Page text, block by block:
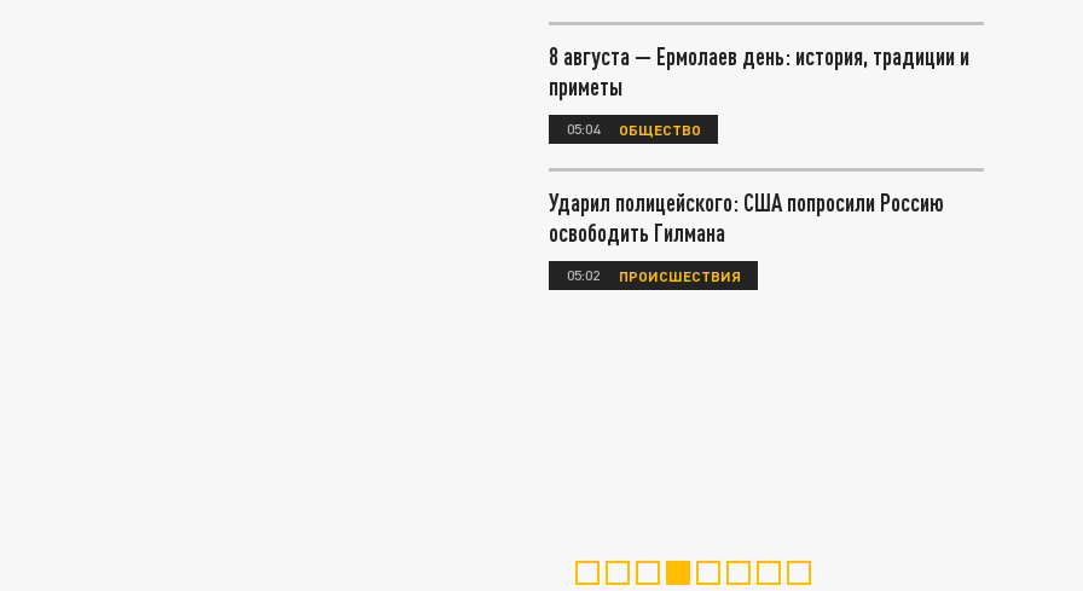
8 августа — Ермолаев день: история, традиции и
приметы
05:04 ОБЩЕСТВО
Ударил полицейского: США попросили Россию
освободить Гилмана
05:02 ПРОИСШЕСТВИЯ